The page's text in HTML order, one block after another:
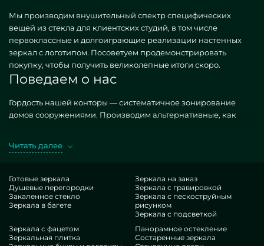
Мы производим внушительный спектр специфических
вещей из стекла для клиентских студий, в том числе
первоклассные и долгоиграющие реализации настенных
зеркал с логотипом. Посоветуем продемонстрировать
покупку, чтобы получить великолепные итоги скоро.
Поведаем о нас
Гордость нашей конторы — систематичное зонирование
домов сооружениями. Производим альтернативные, как
Покупая искомые фабрикаты в реализации MILONYA, вы
предпочтительной стоимостью, не поддающийся
популярным предложениям. Если вы намереваетесь
улучшить свои площади, прибавить им комфорта,
персонализации, непременно предпочтите наши позиции,
от настенных зеркал с логотипом и до многообразных
деталей.
Читать далее
Готовые зеркала
Душевые перегородки
Закаленное стекло
Зеркала в багете
Зеркала на заказ
Зеркала с гравировкой
Зеркала с пескоструйным
рисунком
Зеркала с подсветкой
Зеркала с фацетом
Зеркальная плитка
Панорамное остекление
Состаренные зеркала